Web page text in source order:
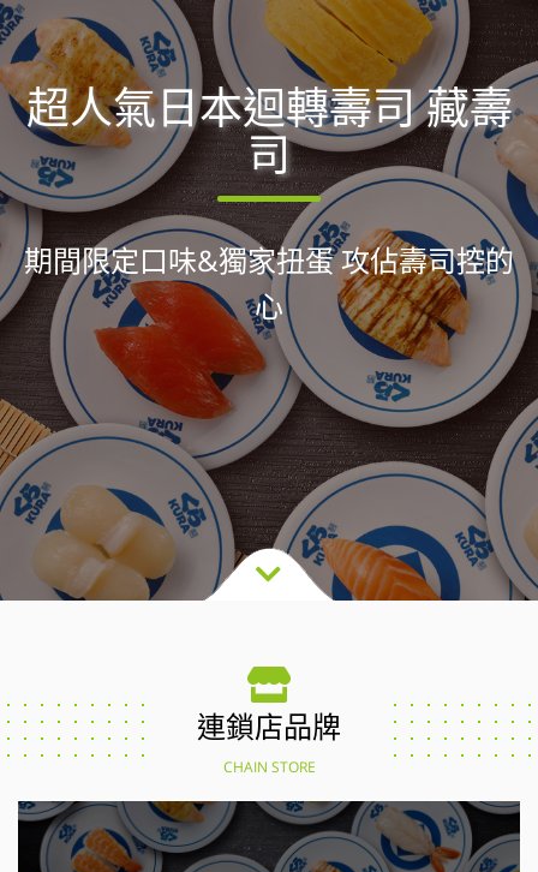
超人氣日本迴轉壽司 藏壽
司
期間限定口味&獨家扭蛋 攻佔壽司控的
心
連鎖店品牌
CHAIN STORE